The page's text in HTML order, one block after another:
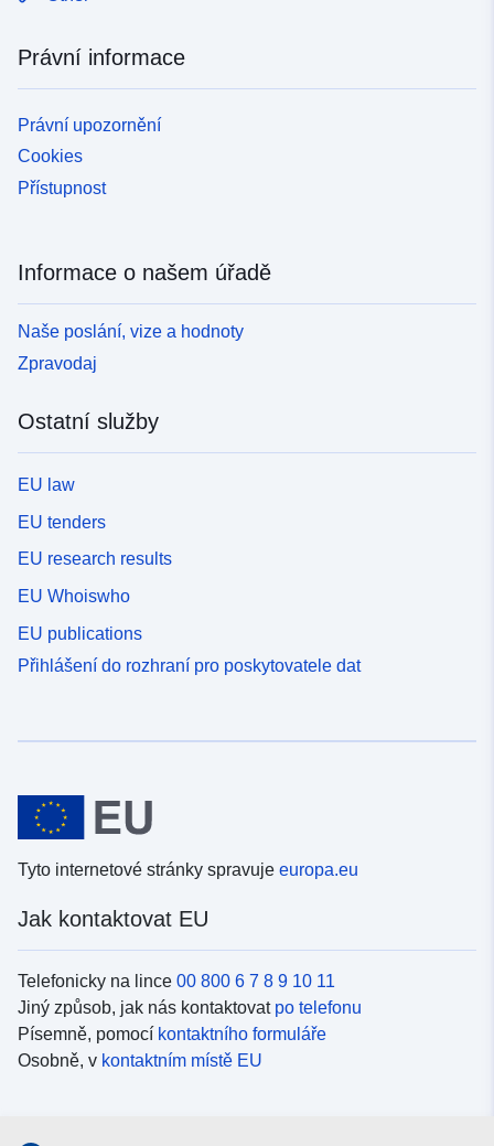
Právní informace
Právní upozornění
Cookies
Přístupnost
Informace o našem úřadě
Naše poslání, vize a hodnoty
Zpravodaj
Ostatní služby
EU law
EU tenders
EU research results
EU Whoiswho
EU publications
Přihlášení do rozhraní pro poskytovatele dat
Tyto internetové stránky spravuje europa.eu
Jak kontaktovat EU
Telefonicky na lince 00 800 6 7 8 9 10 11
Jiný způsob, jak nás kontaktovat po telefonu
Písemně, pomocí kontaktního formuláře
Osobně, v kontaktním místě EU